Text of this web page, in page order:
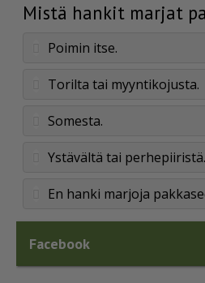
Mistä hankit marjat
Poimin itse.
Torilta tai myyntikojusta.
Somesta.
Ystävältä tai perhepiiristä.
En hanki marjoja
Facebook